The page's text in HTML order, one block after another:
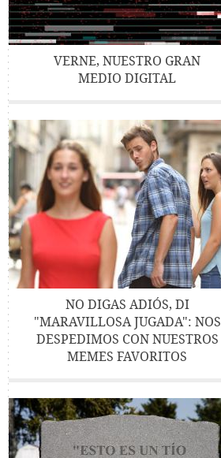
VERNE, NUESTRO GRAN
MEDIO DIGITAL
NO DIGAS ADIÓS, DI
"MARAVILLOSA JUGADA": NOS
DESPEDIMOS CON NUESTROS
MEMES FAVORITOS